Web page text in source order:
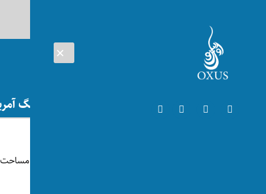
افغانستان جنگ